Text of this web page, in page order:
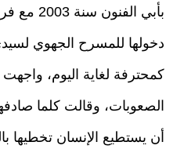
بأبي
كمحترفة لغاية اليوم،
الصعوبات، وقالت كلما
أن يستطيع الإنسان تخطيها